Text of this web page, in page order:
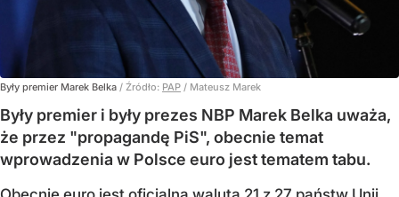
Były premier Marek Belka / Źródło: PAP / Mateusz Marek
Były premier i były prezes NBP Marek Belka uważa,
że przez "propagandę PiS", obecnie temat
wprowadzenia w Polsce euro jest tematem tabu.